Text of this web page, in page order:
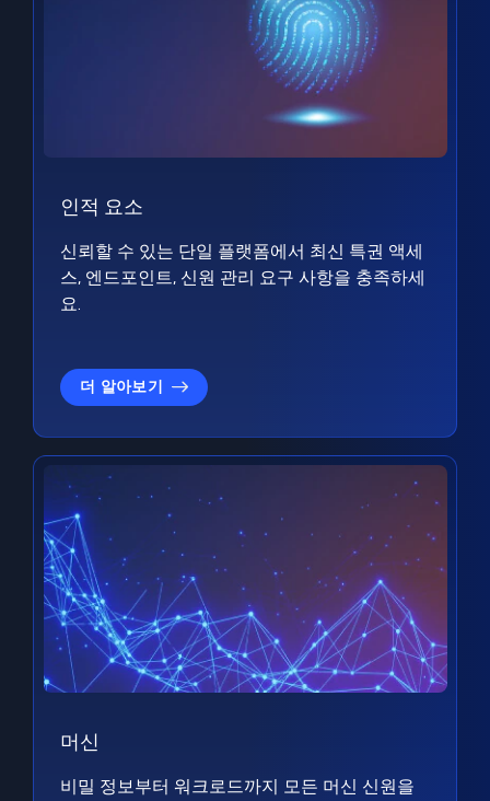
인적 요소
신뢰할 수 있는 단일 플랫폼에서 최신 특권 액세
스, 엔드포인트, 신원 관리 요구 사항을 충족하세
요.
더 알아보기
머신
비밀 정보부터 워크로드까지 모든 머신 신원을